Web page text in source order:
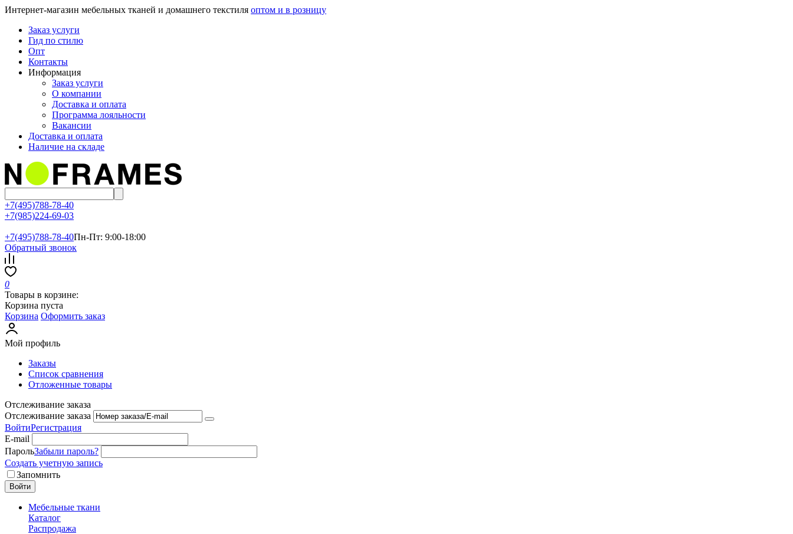
Интернет-магазин мебельных тканей и домашнего текстиля оптом и в розницу
Заказ услуги
Гид по стилю
Опт
Контакты
Информация
Заказ услуги
О компании
Доставка и оплата
Программа лояльности
Вакансии
Доставка и оплата
Наличие на складе
+7(495)788-78-40
+7(985)224-69-03
+7(495)788-78-40Пн-Пт: 9:00-18:00
Обратный звонок
0
Товары в корзине:
Корзина пуста
Корзина Оформить заказ
Мой профиль
Заказы
Список сравнения
Отложенные товары
Отслеживание заказа
Отслеживание заказа
ВойтиРегистрация
E-mail
ПарольЗабыли пароль?
Создать учетную запись
Запомнить
Войти
Мебельные ткани
Каталог
Распродажа